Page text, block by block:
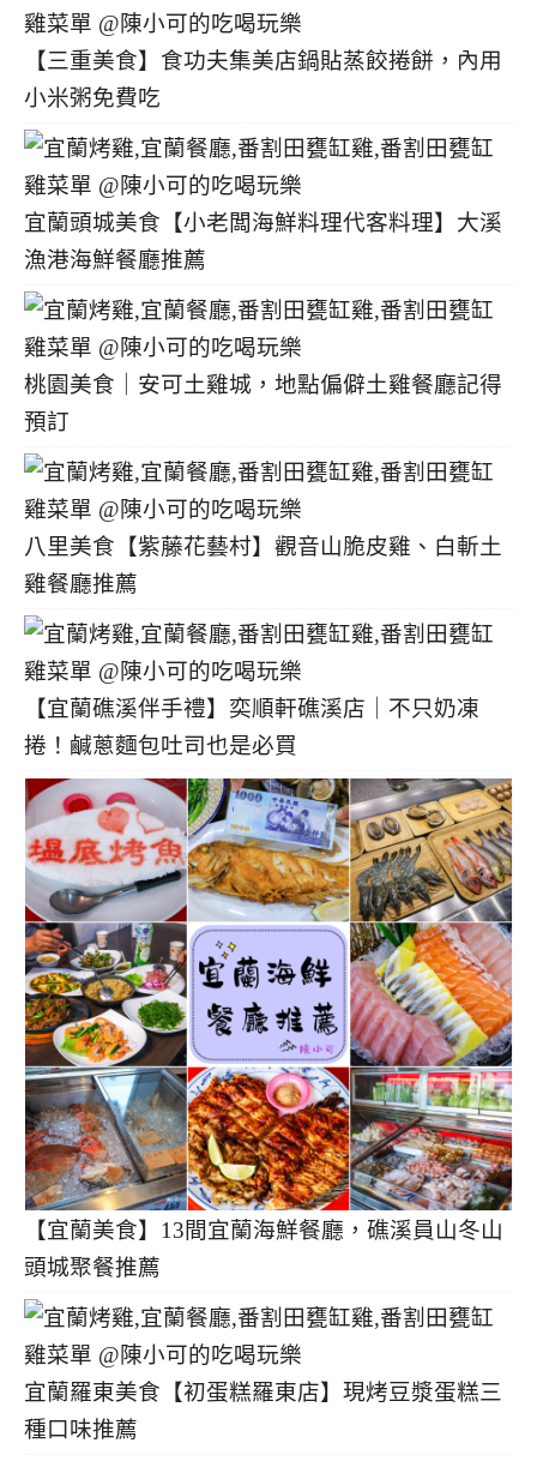
【三重美食】食功夫集美店鍋貼蒸餃捲餅，內用
小米粥免費吃
宜蘭頭城美食【小老闆海鮮料理代客料理】大溪
漁港海鮮餐廳推薦
桃園美食｜安可土雞城，地點偏僻土雞餐廳記得
預訂
八里美食【紫藤花藝村】觀音山脆皮雞、白斬土
雞餐廳推薦
【宜蘭礁溪伴手禮】奕順軒礁溪店｜不只奶凍
捲！鹹蔥麵包吐司也是必買
【宜蘭美食】13間宜蘭海鮮餐廳，礁溪員山冬山
頭城聚餐推薦
宜蘭羅東美食【初蛋糕羅東店】現烤豆漿蛋糕三
種口味推薦